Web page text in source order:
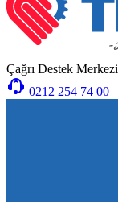
Çağrı Destek Merkezi
0212 254 74 00